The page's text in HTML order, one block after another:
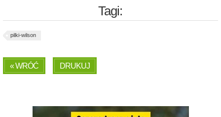
Tagi:
pilki-wilson
« WRÓĆ DRUKUJ